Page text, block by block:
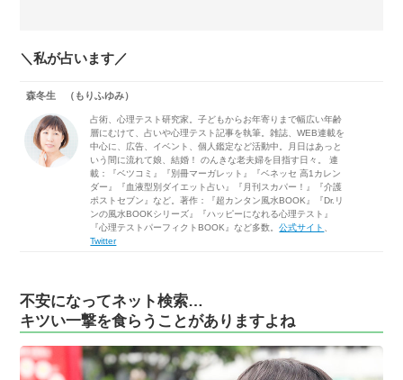
＼私が占います／
森冬生 （もりふゆみ）
占術、心理テスト研究家。子どもからお年寄りまで幅広い年齢
層にむけて、占いや心理テスト記事を執筆。雑誌、WEB連載を
中心に、広告、イベント、個人鑑定など活動中。月日はあっと
いう間に流れて娘、結婚！ のんきな老夫婦を目指す日々。 連
載：『ベツコミ』『別冊マーガレット』『ベネッセ 高1カレン
ダー』『血液型別ダイエット占い』『月刊スカパー！』『介護
ポストセブン』など。著作：『超カンタン風水BOOK』『Dr.リ
ンの風水BOOKシリーズ』『ハッピーになれる心理テスト』
『心理テストパーフィクトBOOK』など多数。公式サイト
Twitter
不安になってネット検索…
キツい一撃を食らうことがありますよね